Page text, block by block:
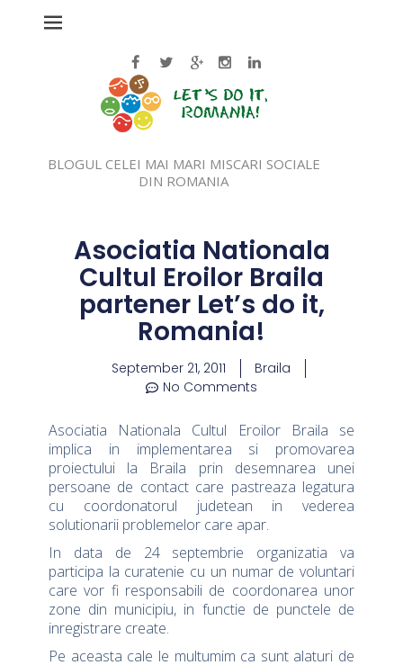
BLOGUL CELEI MAI MARI MISCARI SOCIALE
DIN ROMANIA
Asociatia Nationala
Cultul Eroilor Braila
partener Let’s do it,
Romania!
September 21, 2011
Braila
No Comments
Asociatia Nationala Cultul Eroilor Braila se
implica in implementarea si promovarea
proiectului la Braila prin desemnarea unei
persoane de contact care pastreaza legatura
cu coordonatorul judetean in vederea
solutionarii problemelor care apar.
In data de 24 septembrie organizatia va
participa la curatenie cu un numar de voluntari
care vor fi responsabili de coordonarea unor
zone din municipiu, in functie de punctele de
inregistrare create.
Pe aceasta cale le multumim ca sunt alaturi de